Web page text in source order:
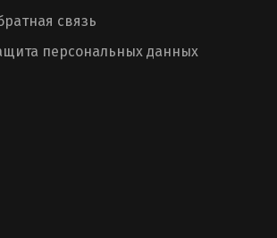
связь
персональных данных